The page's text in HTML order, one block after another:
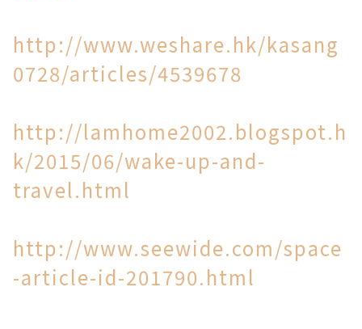
http://www.weshare.hk/kasang
0728/articles/4539678
http://lamhome2002.blogspot.h
k/2015/06/wake-up-and-
travel.html
http://www.seewide.com/space
-article-id-201790.html